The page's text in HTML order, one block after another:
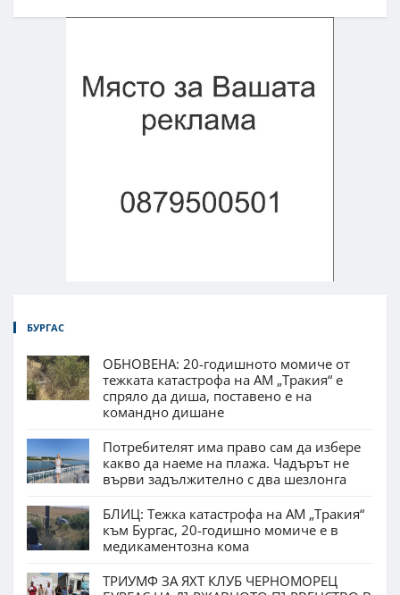
БУРГАС
ОБНОВЕНА: 20-годишното момиче от
тежката катастрофа на АМ „Тракия“ е
спряло да диша, поставено е на
командно дишане
Потребителят има право сам да избере
какво да наеме на плажа. Чадърът не
върви задължително с два шезлонга
БЛИЦ: Тежка катастрофа на АМ „Тракия“
към Бургас, 20-годишно момиче е в
медикаментозна кома
ТРИУМФ ЗА ЯХТ КЛУБ ЧЕРНОМОРЕЦ